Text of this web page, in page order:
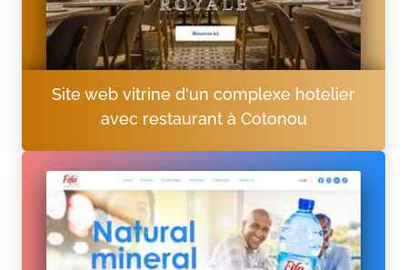
Site web vitrine d'un complexe hotelier
avec restaurant à Cotonou